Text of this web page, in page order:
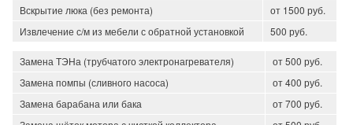
Вскрытие люка (без ремонта)
от 1500 руб.
Извлечение с/м из мебели с обратной установкой
500 руб.
Замена ТЭНа (трубчатого электронагревателя)
от 500 руб.
Замена помпы (сливного насоса)
от 400 руб.
Замена барабана или бака
от 700 руб.